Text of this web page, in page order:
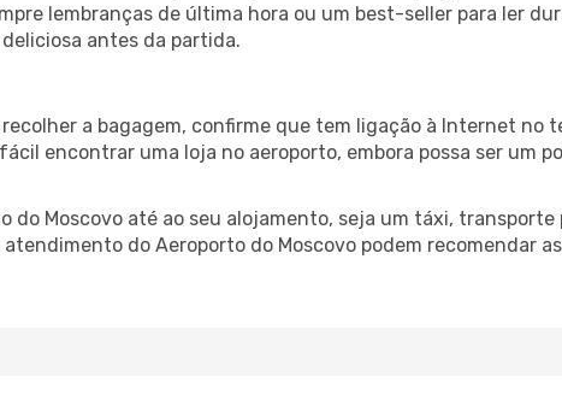
lembranças de última hora ou um best-seller para ler
antes da partida.
a bagagem, confirme que tem ligação à Internet no
encontrar uma loja no aeroporto, embora possa ser um
Moscovo até ao seu alojamento, seja um táxi, transporte
do Aeroporto do Moscovo podem recomendar